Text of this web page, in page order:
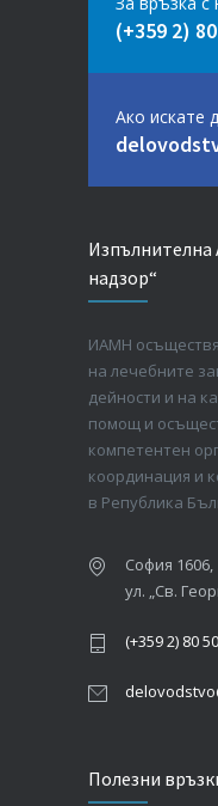
(+359 2)
Ако искате
Изпълнителна
надзор“
ИАМН
на лечебните
дейности и на
помощ и
компетентен
координация и
в Република
София 1606,
ул. „Св.
(+359 2) 80
Полезни